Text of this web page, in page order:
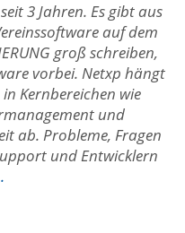
3 Jahren. Es gibt aus
auf dem
groß schreiben,
vorbei. Netxp hängt
Kernbereichen wie
und
ab. Probleme, Fragen
und Entwicklern